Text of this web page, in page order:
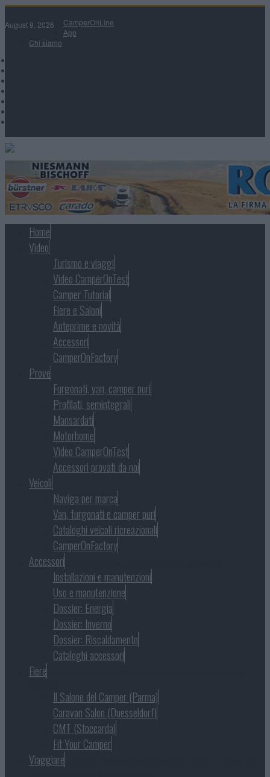
August 9, 2026
CamperOnLine
App
Chi siamo
Home
Video
Turismo e viaggi
Video CamperOnTest
Camper Tutorial
Fiere e Saloni
Anteprime e novità
Accessori
CamperOnFactory
Prove
Furgonati, van, camper puri
Profilati, semintegrali
Mansardati
Motorhome
Video CamperOnTest
Accessori provati da noi
Veicoli
Naviga per marca
Van, furgonati e camper puri
Cataloghi veicoli ricreazionali
CamperOnFactory
Accessori
Installazioni e manutenzioni
Uso e manutenzione
Dossier: Energia
Dossier: Inverno
Dossier: Riscaldamento
Cataloghi accessori
Fiere
Il Salone del Camper (Parma)
Caravan Salon (Duesseldorf)
CMT (Stoccarda)
Fit Your Camper
Viaggiare